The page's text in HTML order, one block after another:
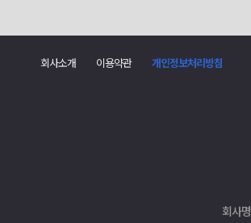
회사소개 이용약관 개인정보처리방침
회사명